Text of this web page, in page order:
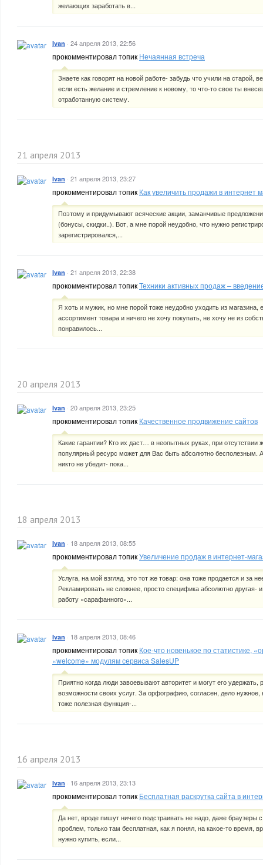
желающих заработать в...
Ivan · 24 апреля 2013, 22:56
прокомментировал топик Нечаянная встреча
Знаете как говорят на новой работе- забудь что учили на старой,
если есть желание и стремление к новому, то что-то свое ты
отработанную систему.
21 апреля 2013
Ivan · 21 апреля 2013, 23:27
прокомментировал топик Как увеличить продажи в интернет
Поэтому и придумывают всяческие акции, заманчивые
(бонусы, скидки..). Вот, а мне порой неудобно, что нужно
зарегистрировался,...
Ivan · 21 апреля 2013, 22:38
прокомментировал топикТехники активных продаж –
Я хоть и мужик, но мне порой тоже неудобно уходить из магазина,
ассортимент товара и ничего не хочу покупать, не хочу не из
понравилось...
20 апреля 2013
Ivan · 20 апреля 2013, 23:25
прокомментировал топик Качественное продвижение сайтов
Какие гарантии? Кто их даст… в неопытных руках, при
популярный ресурс может для Вас быть абсолютно бесполезным.
никто не убедит- пока...
18 апреля 2013
Ivan · 18 апреля 2013, 08:55
прокомментировал топикУвеличение продаж в интернет-
Услуга, на мой взгляд, это тот же товар: она тоже продается и за
Рекламировать не сложнее, просто специфика абсолютно другая-
работу «сарафанного»...
Ivan · 18 апреля 2013, 08:46
прокомментировал топик Кое-что новенькое по статистике,
«welcome» модулям сервиса SalesUP
Приятно когда люди завоевывают авторитет и могут его удержать,
возможности своих услуг. За орфографию, согласен, дело нужное,
тоже полезная функция-...
16 апреля 2013
Ivan · 16 апреля 2013, 23:13
прокомментировал топик Бесплатная раскрутка сайта в
Да нет, вроде пишут ничего подстраивать не надо, даже браузеры
проблем, только там бесплатная, как я понял, на какое-то время,
нужно купить, если...